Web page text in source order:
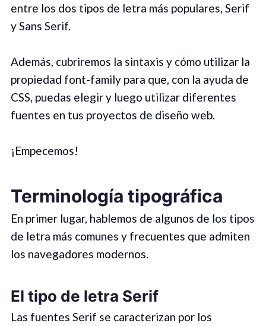
entre los dos tipos de letra más populares, Serif
y Sans Serif.
Además, cubriremos la sintaxis y cómo utilizar la
propiedad font-family para que, con la ayuda de
CSS, puedas elegir y luego utilizar diferentes
fuentes en tus proyectos de diseño web.
¡Empecemos!
Terminología tipográfica
En primer lugar, hablemos de algunos de los tipos
de letra más comunes y frecuentes que admiten
los navegadores modernos.
El tipo de letra Serif
Las fuentes Serif se caracterizan por los